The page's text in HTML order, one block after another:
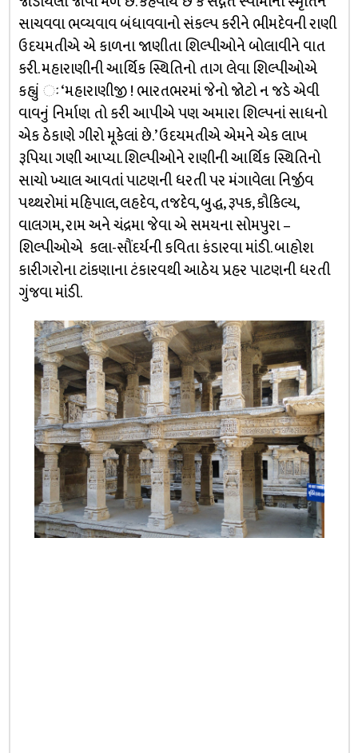
સાચવવા ભવ્યવાવ બંધાવવાનો સંકલ્પ કરીને ભીમદેવની રાણી
ઉદયમતીએ એ કાળના જાણીતા શિલ્પીઓને બોલાવીને વાત
કરી. મહારાણીની આર્થિક સ્થિતિનો તાગ લેવા શિલ્પીઓએ
કહ્યું ઃ ‘મહારાણીજી ! ભારતભરમાં જેનો જોટો ન જડે એવી
વાવનું નિર્માણ તો કરી આપીએ પણ અમારા શિલ્પનાં સાધનો
એક ઠેકાણે ગીરો મૂકેલાં છે.’ ઉદયમતીએ એમને એક લાખ
રૂપિયા ગણી આપ્યા. શિલ્પીઓને રાણીની આર્થિક સ્થિતિનો
સાચો ખ્યાલ આવતાં પાટણની ધરતી પર મંગાવેલા નિર્જીવ
પથ્થરોમાં મહિપાલ, લહદેવ, તજદેવ, બુદ્ધ, રૂપક, કૌકિલ્ય,
વાલગમ, રામ અને ચંદ્રમા જેવા એ સમયના સોમપુરા –
શિલ્પીઓએ કલા-સૌંદર્યની કવિતા કંડારવા માંડી. બાહોશ
કારીગરોના ટાંકણાના ટંકારવથી આઠેય પ્રહર પાટણની ધરતી
ગુંજવા માંડી.